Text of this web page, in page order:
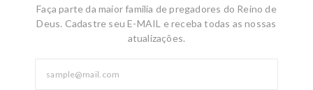
Faça parte da maior familia de pregadores do Reino de
Deus. Cadastre seu E-MAIL e receba todas as nossas
atualizações.